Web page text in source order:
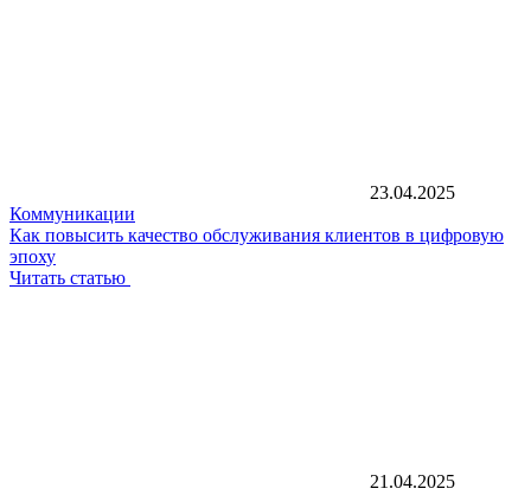
23.04.2025
Коммуникации
Как повысить качество обслуживания клиентов в цифровую
эпоху
Читать статью
21.04.2025